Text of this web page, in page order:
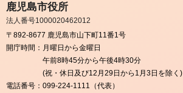
鹿児島市役所
法人番号1000020462012
〒892-8677 鹿児島市山下町11番1号
開庁時間： 月曜日から金曜日
午前8時45分から午後4時30分
(祝・休日及び12月29日から1月3日を除く)
電話番号： 099-224-1111（代表）